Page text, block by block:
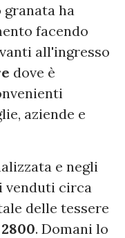
ha
facendo
all'ingresso
dove è
aziende e
e negli
venduti circa
delle tessere
2800. Domani lo